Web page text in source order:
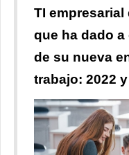
TI
que ha dado
de su nueva
trabajo: 2022